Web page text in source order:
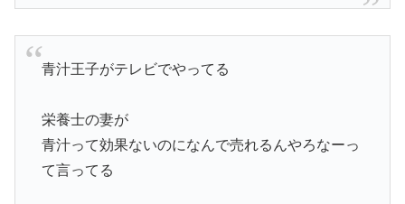
青汁王子がテレビでやってる
栄養士の妻が
青汁って効果ないのになんで売れるんやろなーっ
て言ってる